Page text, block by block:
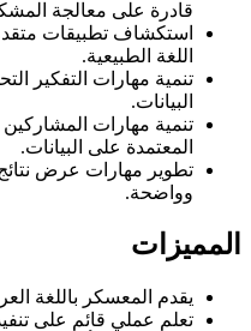
قادرة على معالجة
استكشاف تطبيقات
اللغة الطبيعية.
تنمية مهارات التفكير
البيانات.
تنمية مهارات
المعتمدة على البيانات.
تطوير مهارات عرض نتائج
وواضحة.
المميزات
يقدم المعسكر باللغة
تعلم عملي قائم على